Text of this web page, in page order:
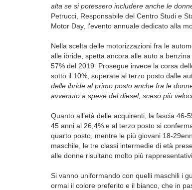
alta se si potessero includere anche le
Petrucci, Responsabile del Centro Studi e
Motor Day, l’evento annuale dedicato alla
Nella scelta delle motorizzazioni fra le
alle ibride, spetta ancora alle auto a
57% del 2019. Prosegue invece la corsa
sotto il 10%, superate al terzo posto dalle
delle ibride al primo posto anche fra le
avvenuto a spese del diesel, sceso più
Quanto all’età delle acquirenti, la fascia
45 anni al 26,4% e al terzo posto si
quarto posto, mentre le più giovani 18-
maschile, le tre classi intermedie di età
alle donne risultano molto più
Si vanno uniformando con quelli maschili i
ormai il colore preferito e il bianco, che in